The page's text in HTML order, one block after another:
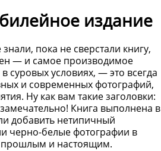
издание
пока не сверстали книгу,
— и самое производимое
суровых условиях, — это всегда
и современных фотографий,
Ну как вам такие заголовки:
Книга выполнена в
добавить нетипичный
черно-белые фотографии в
прошлым и настоящим.